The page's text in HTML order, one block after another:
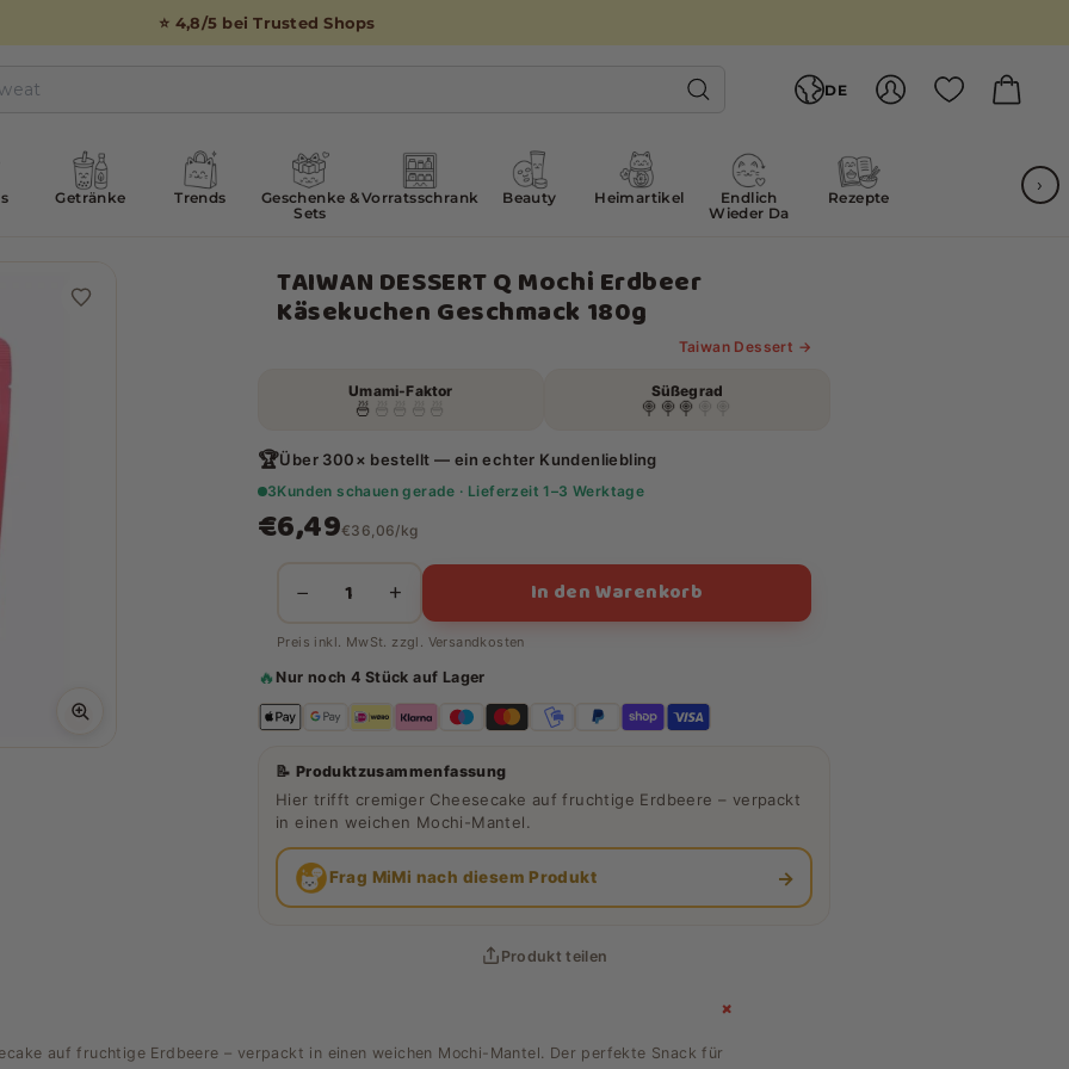
⭐ 4,8/5 bei Trusted Shops
Sprache
DE Account
Getränke Trends
Geschenke &
Sets
Vorratsschrank Beauty Heimartikel
Endlich
Wieder Da
Rezepte
›
TAIWAN DESSERT Q Mochi Erdbeer
Käsekuchen Geschmack 180g
Taiwan Dessert →
Umami-Faktor
🍜 🍜 🍜 🍜 🍜
Süßegrad
🍭 🍭 🍭
🏆Über 300× bestellt — ein echter Kundenliebling
3Kunden schauen gerade · Lieferzeit 1–3 Werktage
€6,49€36,06/kg
− + In den Warenkorb
Preis inkl. MwSt. zzgl. Versandkosten
🔥 Nur noch 4 Stück auf Lager
📝 Produktzusammenfassung
Hier trifft cremiger Cheesecake auf fruchtige Erdbeere – verpackt
in einen weichen Mochi-Mantel.
Frag MiMi nach diesem Produkt →
Produkt teilen
+
auf fruchtige Erdbeere – verpackt in einen weichen Mochi-Mantel. Der perfekte Snack für